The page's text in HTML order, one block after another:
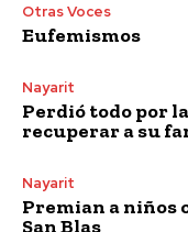
Otras Voces
Eufemismos
Nayarit
Perdió todo por
recuperar a su
Nayarit
Premian a niños
San Blas